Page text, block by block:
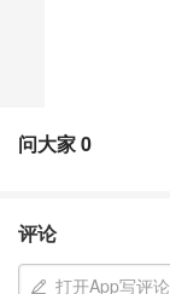
问大家0
评论
打开App写评论